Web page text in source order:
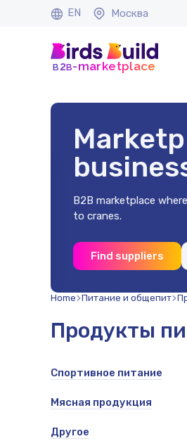
EN Москва
b2b-marketplace
B2B marketplace
to cranes.
Find suppliers
Home Питание и общепит
Продукты
Спортивное питание
Мясная продукция
Другое